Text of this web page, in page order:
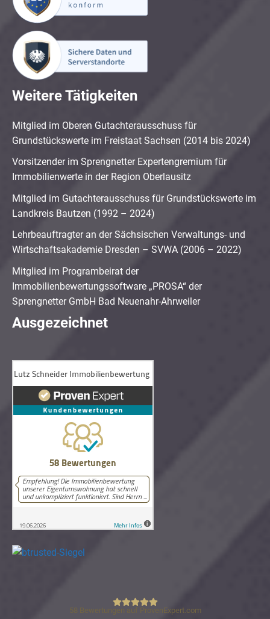
Weitere Tätigkeiten
Mitglied im Oberen Gutachterausschuss für
Grundstückswerte im Freistaat Sachsen (2014 bis 2024)
Vorsitzender im Sprengnetter Expertengremium für
Immobilienwerte in der Region Oberlausitz
Mitglied im Gutachterausschuss für Grundstückswerte im
Landkreis Bautzen (1992 – 2024)
Lehrbeauftragter an der Sächsischen Verwaltungs- und
Wirtschaftsakademie Dresden – SVWA (2006 – 2022)
Mitglied im Programbeirat der
Immobilienbewertungssoftware „PROSA“ der
Sprengnetter GmbH Bad Neuenahr-Ahrweiler
Ausgezeichnet
58 Bewertungen auf ProvenExpert.com